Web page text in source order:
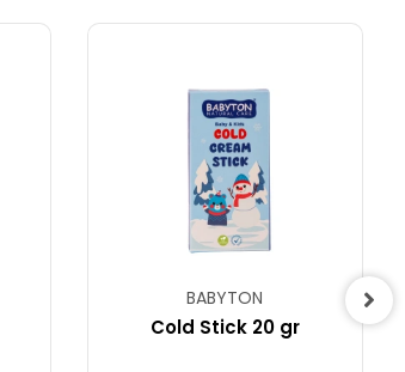
BABYTON
Cold Stick 20 gr